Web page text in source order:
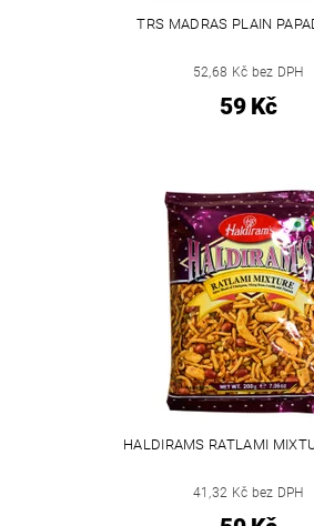
TRS MADRAS PLAIN
52,68 Kč bez DPH
59 Kč
HALDIRAMS RATLAMI
41,32 Kč bez DPH